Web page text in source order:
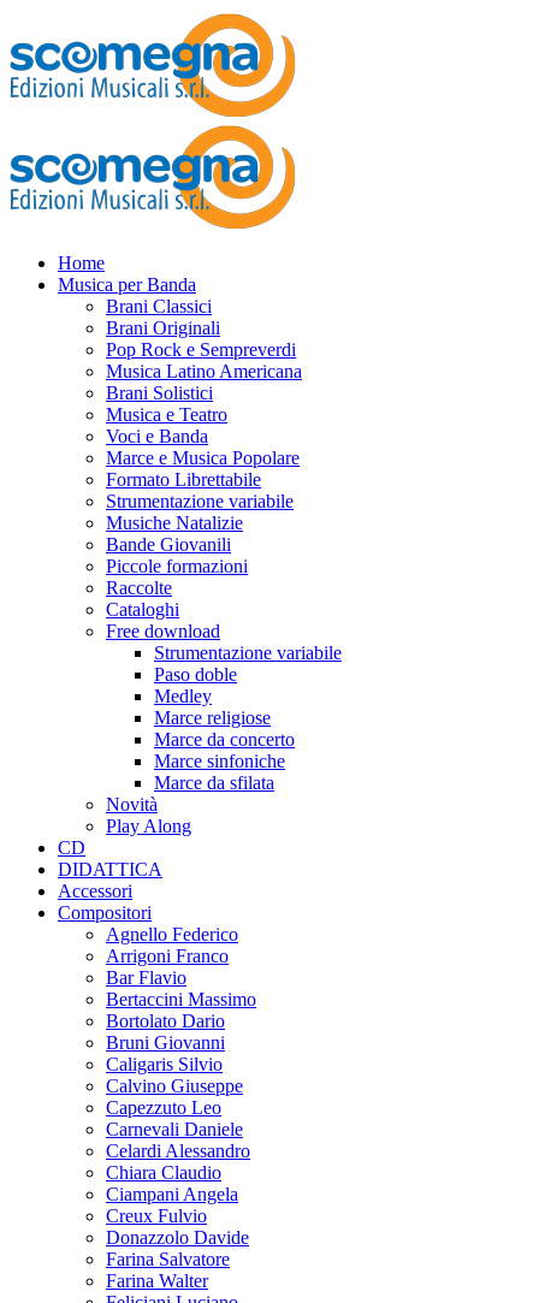
Home
Musica per Banda
Brani Classici
Brani Originali
Pop Rock e Sempreverdi
Musica Latino Americana
Brani Solistici
Musica e Teatro
Voci e Banda
Marce e Musica Popolare
Formato Librettabile
Strumentazione variabile
Musiche Natalizie
Bande Giovanili
Piccole formazioni
Raccolte
Cataloghi
Free download
Strumentazione variabile
Paso doble
Medley
Marce religiose
Marce da concerto
Marce sinfoniche
Marce da sfilata
Novità
Play Along
CD
DIDATTICA
Accessori
Compositori
Agnello Federico
Arrigoni Franco
Bar Flavio
Bertaccini Massimo
Bortolato Dario
Bruni Giovanni
Caligaris Silvio
Calvino Giuseppe
Capezzuto Leo
Carnevali Daniele
Celardi Alessandro
Chiara Claudio
Ciampani Angela
Creux Fulvio
Donazzolo Davide
Farina Salvatore
Farina Walter